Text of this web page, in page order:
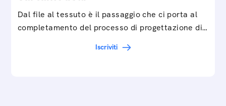
Dal file al tessuto è il passaggio che ci porta al
completamento del processo di progettazione di
Iscriviti